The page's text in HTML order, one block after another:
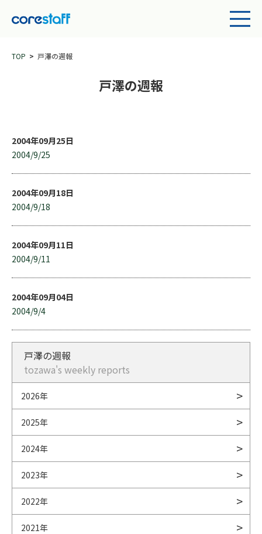
TOP 戸澤の週報
戸澤の週報
2004年09月25日
2004/9/25
2004年09月18日
2004/9/18
2004年09月11日
2004/9/11
2004年09月04日
2004/9/4
戸澤の週報
tozawa's weekly reports
2026年
2025年
2024年
2023年
2022年
2021年